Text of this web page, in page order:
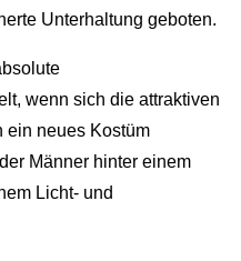
Unterhaltung geboten.
wenn sich die attraktiven
ein neues Kostüm
Männer hinter einem
Licht- und